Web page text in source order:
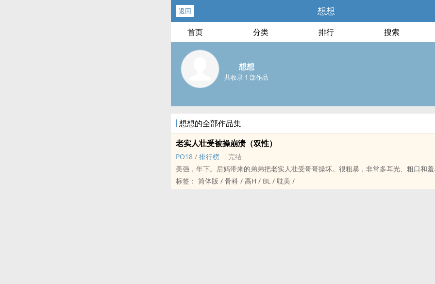
返回 想想
首页 分类 排行 搜索
想想
共收录 1 部作品
想想的全部作品集
老实人壮受‎被‎‎操‎‎崩溃（双性）
‎‎P‌O‎‎‍1‎8‍‎ / 排行榜
完结
美强，年下。后妈带来的弟弟把老实人壮受哥哥操坏。很粗暴，非常多耳光、粗口和羞
标签： 简体版 / 骨科 / ‎‌高‍‌‎H‌‎ / BL / ‎‌耽‌美‌ /